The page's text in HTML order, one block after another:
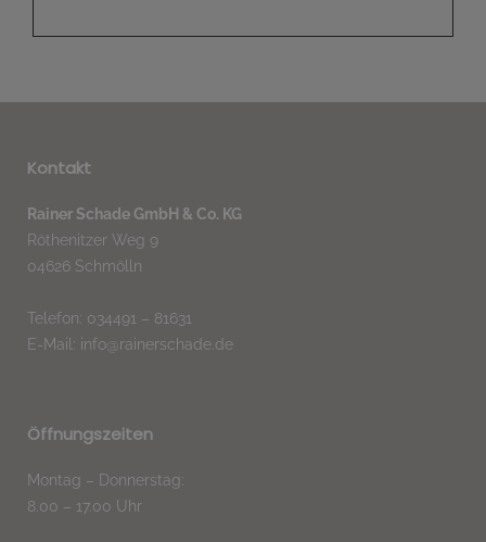
Kontakt
Rainer Schade GmbH & Co. KG
Röthenitzer Weg 9
04626 Schmölln
Telefon: 034491 – 81631
E-Mail: info@rainerschade.de
Öffnungszeiten
Montag – Donnerstag:
8.00 – 17.00 Uhr